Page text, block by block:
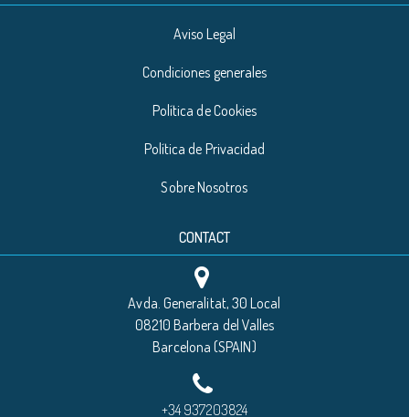
Aviso Legal
Condiciones generales
Política de Cookies
Política de Privacidad
Sobre Nosotros
CONTACT
Avda. Generalitat, 30 Local
08210 Barbera del Valles
Barcelona (SPAIN)
+34 937203824